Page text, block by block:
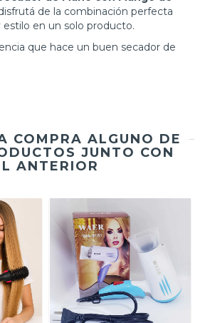
de la combinación perfecta
en un solo producto.
que hace un buen secador de
COMPRA ALGUNO DE
JUNTO CON
ANTERIOR